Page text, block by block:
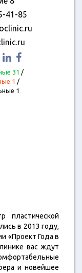
41-85
31 /
1 /
1
пластической
в 2013 году,
«Проект Года в
вас ждут
и новейшее